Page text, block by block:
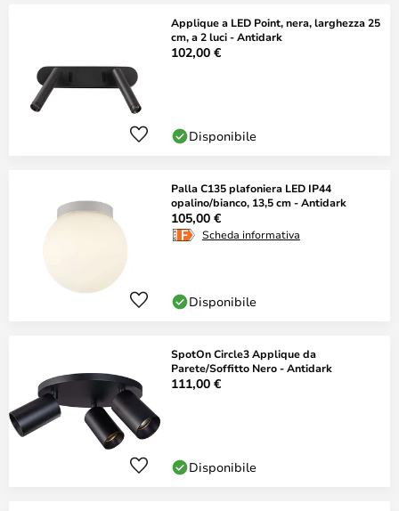
Applique a LED Point, nera, larghezza 25
cm, a 2 luci - Antidark
102,00 €
Disponibile
Palla C135 plafoniera LED IP44
opalino/bianco, 13,5 cm - Antidark
105,00 €
Scheda informativa
Disponibile
SpotOn Circle3 Applique da
Parete/Soffitto Nero - Antidark
111,00 €
Disponibile